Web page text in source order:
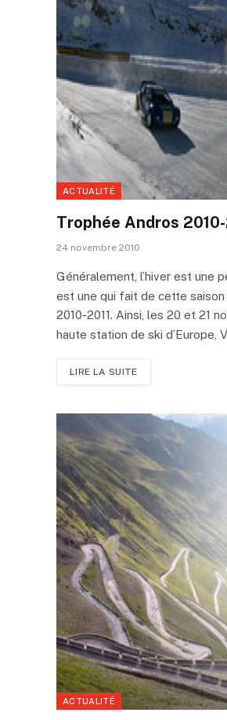
ACTUALITÉ
Trophée Andros 2010-
24 novembre 2010
Généralement, l’hiver est une
est une qui fait de cette
2010-2011. Ainsi, les 20 et 21
haute station de ski d’Europe,
LIRE LA SUITE
ACTUALITÉ